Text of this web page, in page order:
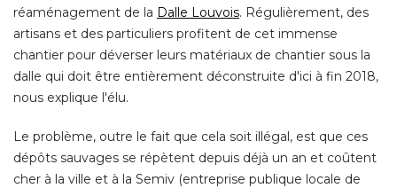
réaménagement de la Dalle Louvois. Régulièrement, des
artisans et des particuliers profitent de cet immense
chantier pour déverser leurs matériaux de chantier sous la
dalle qui doit être entièrement déconstruite d'ici à fin 2018,
nous explique l'élu.
Le problème, outre le fait que cela soit illégal, est que ces
dépôts sauvages se répètent depuis déjà un an et coûtent
cher à la ville et à la Semiv (entreprise publique locale de